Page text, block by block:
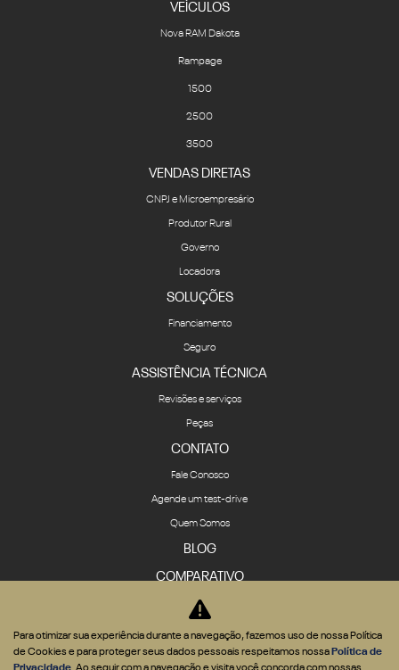
VEÍCULOS
Nova RAM Dakota
Rampage
1500
2500
3500
VENDAS DIRETAS
CNPJ e Microempresário
Produtor Rural
Governo
Locadora
SOLUÇÕES
Financiamento
Seguro
ASSISTÊNCIA TÉCNICA
Revisões e serviços
Peças
CONTATO
Fale Conosco
Agende um test-drive
Quem Somos
BLOG
COMPARATIVO
Para otimizar sua experiência durante a navegação, fazemos uso de nossa Política
de Cookies e para proteger seus dados pessoais respeitamos nossa Política de